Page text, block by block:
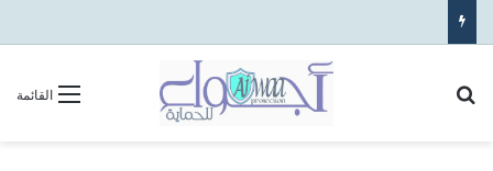
القائمة